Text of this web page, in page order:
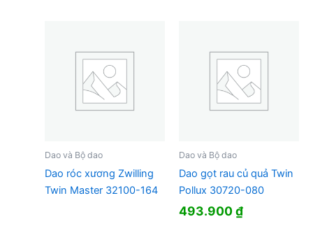
Dao và Bộ dao
Dao róc xương Zwilling
Twin Master 32100-164
Dao và Bộ dao
Dao gọt rau củ quả Twin
Pollux 30720-080
493.900₫